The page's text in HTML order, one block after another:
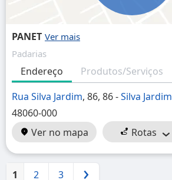
PANET
Padarias
Endereço Produtos/Serviços
Rua Silva Jardim, 86, 86 -Silva Jardim
48060-000
Ver no mapa
Rotas
1 2 3 Próximo